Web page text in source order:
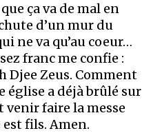
ça va de mal en
d’un mur du
ne va qu’au coeur…
franc me confie :
Djee Zeus. Comment
église a déjà brûlé sur
faire la messe
fils. Amen.